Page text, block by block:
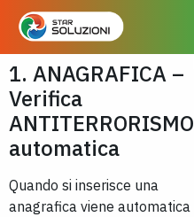
1. ANAGRAFICA –
Verifica
ANTITERRORISMO
automatica
Quando si inserisce una
anagrafica viene automatica